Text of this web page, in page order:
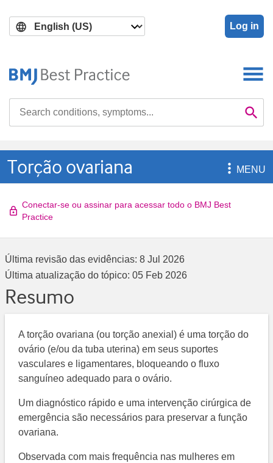
main
search
Log in

Torção ovariana MENU
Conectar-se ou assinar para acessar todo o BMJ Best
Practice
Última revisão das evidências: 8 Jul 2026
Última atualização do tópico: 05 Feb 2026
Resumo
A torção ovariana (ou torção anexial) é uma torção do
ovário (e/ou da tuba uterina) em seus suportes
vasculares e ligamentares, bloqueando o fluxo
sanguíneo adequado para o ovário.
Um diagnóstico rápido e uma intervenção cirúrgica de
emergência são necessários para preservar a função
ovariana.
Observada com mais frequência nas mulheres em